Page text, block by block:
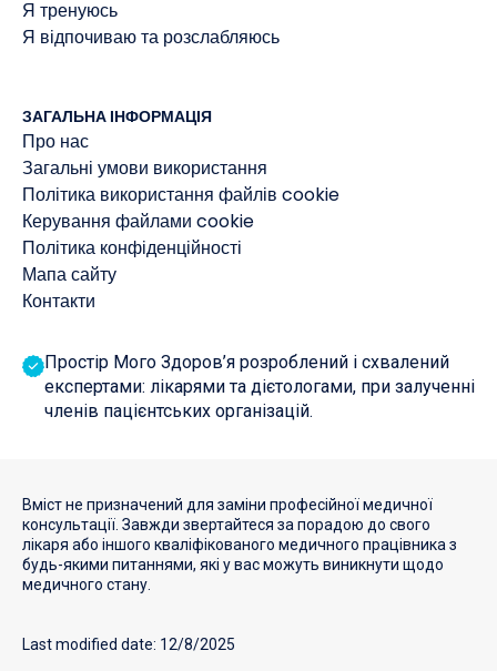
Я тренуюсь
Я відпочиваю та розслабляюсь
ЗАГАЛЬНА ІНФОРМАЦІЯ
Про нас
Загальні умови використання
Політика використання файлів cookie
Керування файлами cookie
Політика конфіденційності
Мапа сайту
Контакти
Простір Мого Здоров’я розроблений і схвалений
експертами: лікарями та дієтологами, при залученні
членів пацієнтських організацій.
Вміст не призначений для заміни професійної медичної
консультації. Завжди звертайтеся за порадою до свого
лікаря або іншого кваліфікованого медичного працівника з
будь-якими питаннями, які у вас можуть виникнути щодо
медичного стану.
Last modified date: 12/8/2025